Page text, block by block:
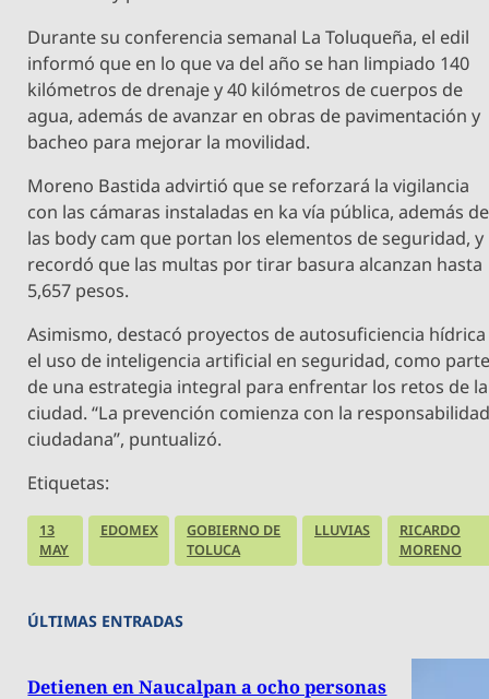
Durante su conferencia semanal La Toluqueña, el edil
informó que en lo que va del año se han limpiado 140
kilómetros de drenaje y 40 kilómetros de cuerpos de
agua, además de avanzar en obras de pavimentación y
bacheo para mejorar la movilidad.
Moreno Bastida advirtió que se reforzará la vigilancia
con las cámaras instaladas en ka vía pública, además de
las body cam que portan los elementos de seguridad, y
recordó que las multas por tirar basura alcanzan hasta
5,657 pesos.
Asimismo, destacó proyectos de autosuficiencia hídrica
el uso de inteligencia artificial en seguridad, como
de una estrategia integral para enfrentar los retos de la
ciudad. “La prevención comienza con la
ciudadana”, puntualizó.
Etiquetas:
13
MAY
EDOMEX
GOBIERNO DE
TOLUCA
LLUVIAS
RICARDO
MORENO
ÚLTIMAS ENTRADAS
Detienen en Naucalpan a ocho personas